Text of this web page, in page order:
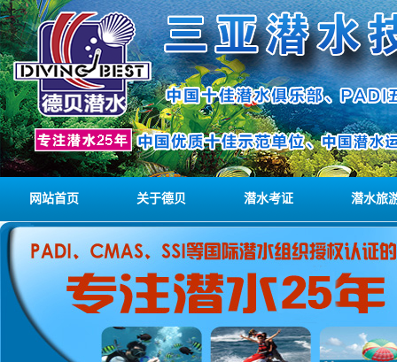
网站首页 关于德贝 潜水考证 潜水旅